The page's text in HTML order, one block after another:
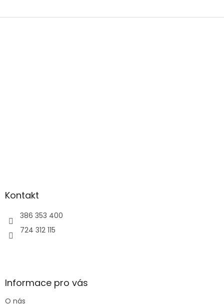
Z
Kontakt
386 353 400
724 312 115
Informace pro vás
O nás